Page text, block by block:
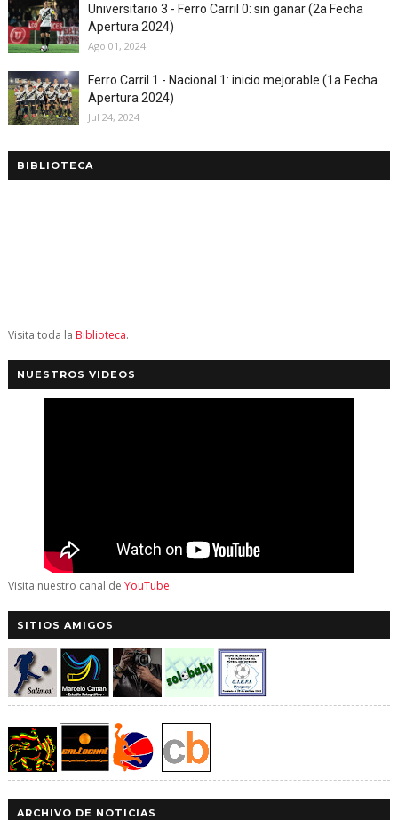
Universitario 3 - Ferro Carril 0: sin ganar (2a Fecha
Apertura 2024)
Ago 01, 2024
Ferro Carril 1 - Nacional 1: inicio mejorable (1a Fecha
Apertura 2024)
Jul 24, 2024
BIBLIOTECA
Visita toda la Biblioteca.
NUESTROS VIDEOS
Visita nuestro canal de YouTube.
SITIOS AMIGOS
ARCHIVO DE NOTICIAS